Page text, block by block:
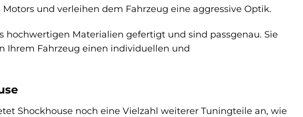
und verleihen dem Fahrzeug eine aggressive Optik.
hochwertigen Materialien gefertigt und sind passgenau. Sie
Ihrem Fahrzeug einen individuellen und
Shockhouse noch eine Vielzahl weiterer Tuningteile an, wie